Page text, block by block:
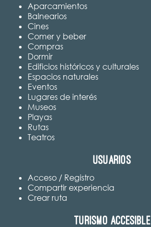
Aparcamientos
Balnearios
Cines
Comer y beber
Compras
Dormir
Edificios históricos y culturales
Espacios naturales
Eventos
Lugares de interés
Museos
Playas
Rutas
Teatros
Usuarios
Acceso / Registro
Compartir experiencia
Crear ruta
Turismo accesible